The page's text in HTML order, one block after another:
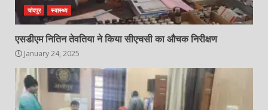
चांदपुर स्वास्थ्य
एसडीएम नितिन तेवतिया ने किया सीएचसी का औचक निरीक्षण
January 24, 2025